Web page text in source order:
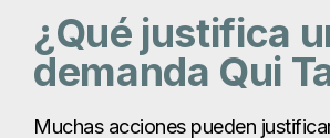
¿Qué justifica
demanda Qui
Muchas acciones pueden